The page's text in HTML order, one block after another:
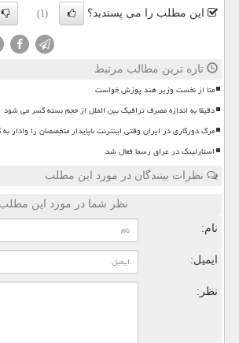
این مطلب را می پسندید؟ (1)
تازه ترین مطالب مرتبط
متا از نخست وزیر هند پوزش خواست
دقیقا به اندازه مصرف ترافیک بین الملل از حجم بسته کسر می شود
مرگ دورکاری در ایران وقتی اینترنت ناپایدار متخصصان را وادار
استارلینک در عراق رسما فعال شد
نظرات بینندگان در مورد این مطلب
نظر شما در مورد این مطلب
نام:
ایمیل:
نظر: